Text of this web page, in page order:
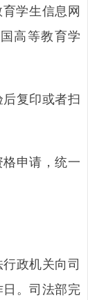
学生信息网
高等教育学
复印或者扫
申请，统一
政机关向司
。司法部完